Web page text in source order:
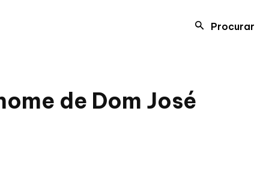
Procurar
de Dom José